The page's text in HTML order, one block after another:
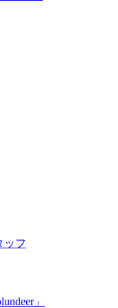
ン
スについて
グ2026/27シーズン
グ 2026/27シーズ
ィ
ッフ
」